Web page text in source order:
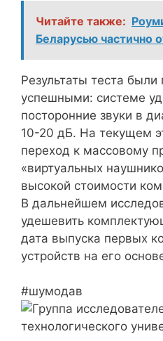
Читайте также:
Беларусью частично
Результаты теста были
успешными: системе
посторонние звуки в
10-20 дБ. На текущем
переход к массовому
«виртуальных
высокой стоимости
В дальнейшем
удешевить
дата выпуска первых
устройств на его
#шумодав